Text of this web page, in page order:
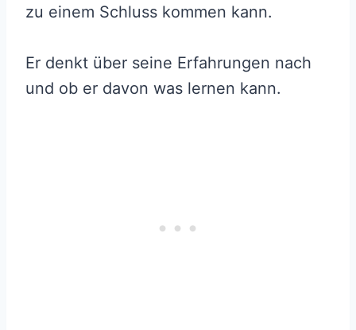
zu einem Schluss kommen kann.
Er denkt über seine Erfahrungen nach
und ob er davon was lernen kann.